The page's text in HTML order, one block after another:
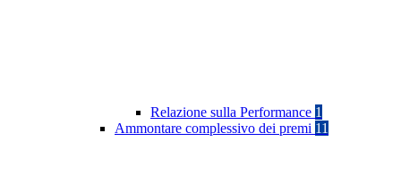
Relazione sulla Performance 1
Ammontare complessivo dei premi 11